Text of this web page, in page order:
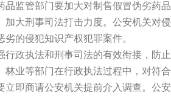
管部门要加大对制售假冒伪劣药品
刑事司法打击力度。公安机关对侵
劣的侵犯知识产权犯罪案件。
执法和刑事司法的有效衔接，防止
林业等部门在行政执法过程中，对符
立即商请公安机关提前介入调查。公